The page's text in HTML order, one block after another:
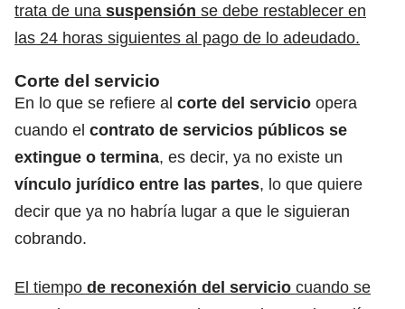
trata de una suspensión se debe restablecer en
las 24 horas siguientes al pago de lo adeudado.
Corte del servicio
En lo que se refiere al corte del servicio opera
cuando el contrato de servicios públicos se
extingue o termina, es decir, ya no existe un
vínculo jurídico entre las partes, lo que quiere
decir que ya no habría lugar a que le siguieran
cobrando.
El tiempo de reconexión del servicio cuando se